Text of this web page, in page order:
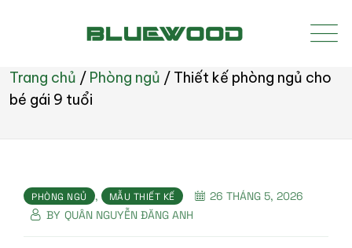
Trang chủ / Phòng ngủ / Thiết kế phòng ngủ cho
bé gái 9 tuổi
PHÒNG NGỦ , MẪU THIẾT KẾ
26 THÁNG 5, 2026
BY QUÂN NGUYỄN ĐĂNG ANH